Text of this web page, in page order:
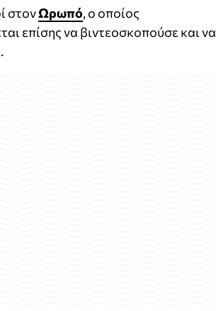
στονΩρωπό, ο οποίος
επίσης να βιντεοσκοπούσε και να